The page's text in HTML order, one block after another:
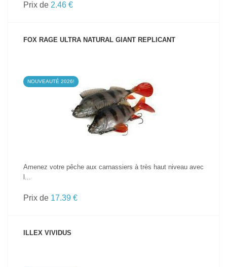
Prix de 2.46 €
FOX RAGE ULTRA NATURAL GIANT REPLICANT
NOUVEAUTÉ 2026!
VOIR LE PRODUIT
Amenez votre pêche aux carnassiers à très haut niveau avec
l...
Prix de 17.39 €
ILLEX VIVIDUS